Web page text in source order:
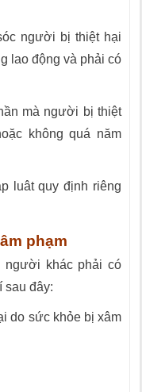
người bị thiệt hại
lao động và phải có
mà người bị thiệt
không quá năm
luât quy định riêng
phạm
người khác phải có
sau đây:
do sức khỏe bị xâm